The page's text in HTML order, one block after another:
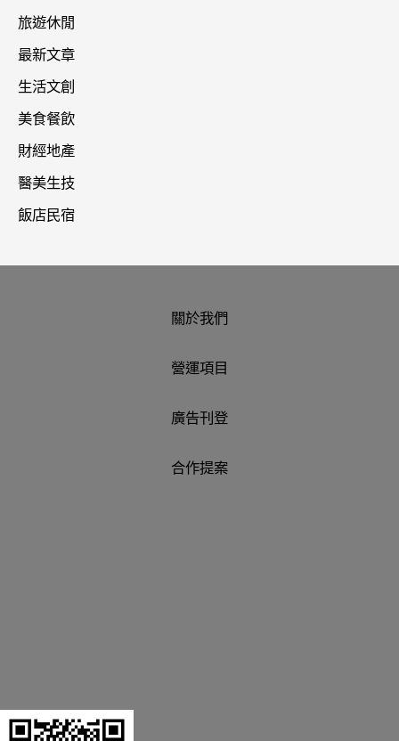
旅遊休閒
最新文章
生活文創
美食餐飲
財經地產
醫美生技
飯店民宿
關於我們
營運項目
廣告刊登
合作提案